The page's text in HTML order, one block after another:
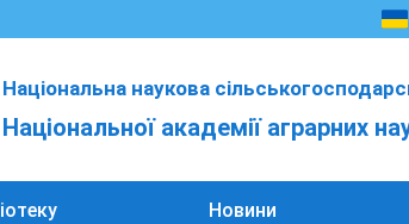
Національна наукова
Національної академії аграрних
Новини